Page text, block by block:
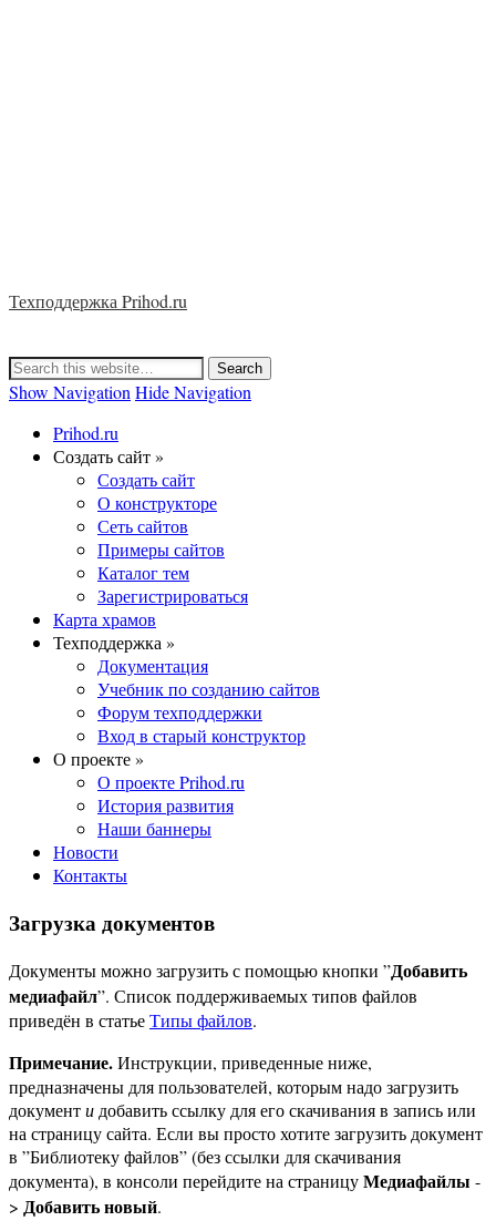
Техподдержка Prihod.ru
Show Navigation Hide Navigation
Prihod.ru
Создать сайт »
Создать сайт
О конструкторе
Сеть сайтов
Примеры сайтов
Каталог тем
Зарегистрироваться
Карта храмов
Техподдержка »
Документация
Учебник по созданию сайтов
Форум техподдержки
Вход в старый конструктор
О проекте »
О проекте Prihod.ru
История развития
Наши баннеры
Новости
Контакты
Загрузка документов
Документы можно загрузить с помощью кнопки ”Добавить
медиафайл”. Список поддерживаемых типов файлов
приведён в статьеТипы файлов.
Примечание.Инструкции, приведенные ниже,
предназначены для пользователей, которым надо загрузить
документидобавить ссылку для его скачивания в запись или
на страницу сайта. Если вы просто хотите загрузить документ
в ”Библиотеку файлов” (без ссылки для скачивания
документа), в консоли перейдите на страницуМедиафайлы -
> Добавить новый.